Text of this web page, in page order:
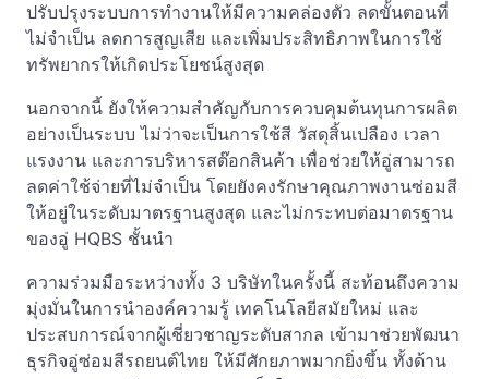
ปรับปรุงระบบการทำงานให้มีความคล่องตัว ลดขั้นตอนที่
ไม่จำเป็น ลดการสูญเสีย และเพิ่มประสิทธิภาพในการใช้
ทรัพยากรให้เกิดประโยชน์สูงสุด
นอกจากนี้ ยังให้ความสำคัญกับการควบคุมต้นทุนการผลิต
อย่างเป็นระบบ ไม่ว่าจะเป็นการใช้สี วัสดุสิ้นเปลือง เวลา
แรงงาน และการบริหารสต๊อกสินค้า เพื่อช่วยให้อู่สามารถ
ลดค่าใช้จ่ายที่ไม่จำเป็น โดยยังคงรักษาคุณภาพงานซ่อมสี
ให้อยู่ในระดับมาตรฐานสูงสุด และไม่กระทบต่อมาตรฐาน
ของอู่ HQBS ชั้นนำ
ความร่วมมือระหว่างทั้ง 3 บริษัทในครั้งนี้ สะท้อนถึงความ
มุ่งมั่นในการนำองค์ความรู้ เทคโนโลยีสมัยใหม่ และ
ประสบการณ์จากผู้เชี่ยวชาญระดับสากล เข้ามาช่วยพัฒนา
ธุรกิจอู่ซ่อมสีรถยนต์ไทย ให้มีศักยภาพมากยิ่งขึ้น ทั้งด้าน